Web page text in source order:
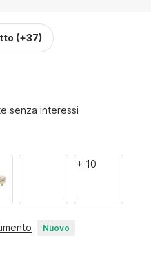
(+37)
senza interessi
+ 10
Nuovo